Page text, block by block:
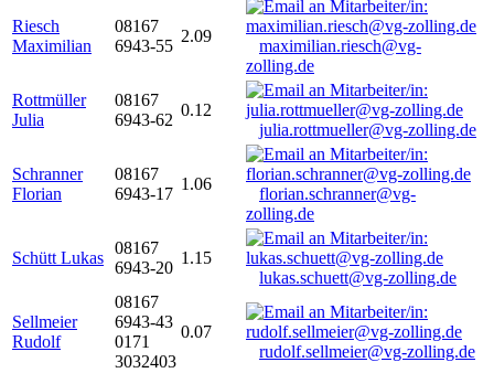
Riesch
Maximilian
08167
6943-55
2.09
maximilian.riesch@vg-
zolling.de
Rottmüller
Julia
08167
6943-62
0.12
julia.rottmueller@vg-zolling.de
Schranner
Florian
08167
6943-17
1.06
florian.schranner@vg-
zolling.de
Schütt Lukas
08167
6943-20
1.15
lukas.schuett@vg-zolling.de
Sellmeier
Rudolf
08167
6943-43
0171
3032403
0.07
rudolf.sellmeier@vg-zolling.de